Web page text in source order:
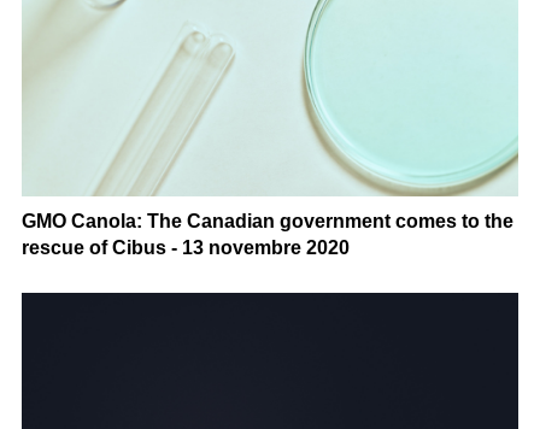
GMO Canola: The Canadian government comes to the
rescue of Cibus - 13 novembre 2020